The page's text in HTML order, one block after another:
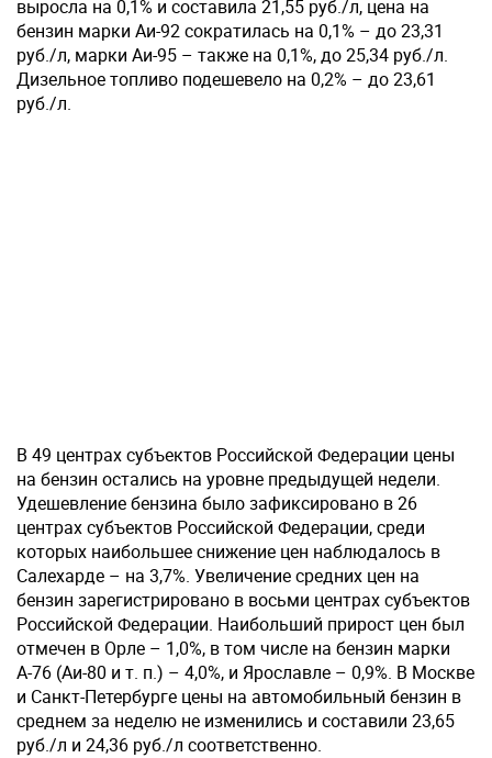
выросла на 0,1% и составила 21,55 руб./л, цена на
бензин марки Аи-92 сократилась на 0,1% – до 23,31
руб./л, марки Аи-95 – также на 0,1%, до 25,34 руб./л.
Дизельное топливо подешевело на 0,2% – до 23,61
руб./л.
В 49 центрах субъектов Российской Федерации цены
на бензин остались на уровне предыдущей недели.
Удешевление бензина было зафиксировано в 26
центрах субъектов Российской Федерации, среди
которых наибольшее снижение цен наблюдалось в
Салехарде – на 3,7%. Увеличение средних цен на
бензин зарегистрировано в восьми центрах субъектов
Российской Федерации. Наибольший прирост цен был
отмечен в Орле – 1,0%, в том числе на бензин марки
А-76 (Аи-80 и т. п.) – 4,0%, и Ярославле – 0,9%. В Москве
и Санкт-Петербурге цены на автомобильный бензин в
среднем за неделю не изменились и составили 23,65
руб./л и 24,36 руб./л соответственно.